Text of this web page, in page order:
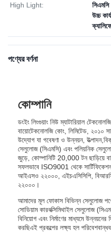
High Light: সিএমসি
উচ্চ
পণ্যের বর্ণনা
কোম্পানি
ডংইং লিংগুয়াং নিউ ম্যাটারিয়াল
বায়োটেকনোলজি কোং, লিমিটেড, ২০১০
উদ্যোগ যা গবেষণা ও উন্নয়ন,
সেলুলোজ (সিএমসি) এবং পলিয়নিক
জুড়ে, কোম্পানিটি 20,000 টন ছাড়িয়ে
সফলভাবে ISO9001 থেকে
আইএসও ২২০০০, এইচএসিসিপি,
২২০০০।
আমাদের মূল ফোকাস বিভিন্ন সেলুলোজ
সোডিয়াম কারবক্সিমিথাইল সেলুলোজ
বিনিয়োগ এবং নির্মাণের মাধ্যমে উন্নয়নের
করছিএই প্রকল্পের লক্ষ্য হল